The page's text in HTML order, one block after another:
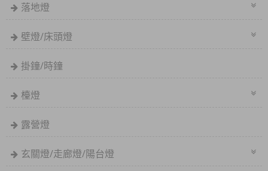
落地燈
壁燈/床頭燈
掛鐘/時鐘
檯燈
露營燈
玄關燈/走廊燈/陽台燈